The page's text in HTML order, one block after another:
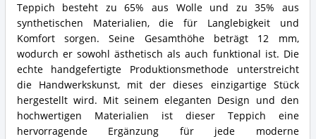
Teppich besteht zu 65% aus Wolle und zu 35% aus
synthetischen Materialien, die für Langlebigkeit und
Komfort sorgen. Seine Gesamthöhe beträgt 12 mm,
wodurch er sowohl ästhetisch als auch funktional ist. Die
echte handgefertigte Produktionsmethode unterstreicht
die Handwerkskunst, mit der dieses einzigartige Stück
hergestellt wird. Mit seinem eleganten Design und den
hochwertigen Materialien ist dieser Teppich eine
hervorragende Ergänzung für jede moderne